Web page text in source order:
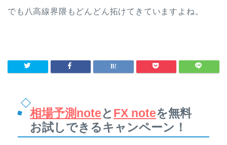
でも八高線界隈もどんどん拓けてきていますよね。
相場予測noteとFX noteを無料
お試しできるキャンペーン！